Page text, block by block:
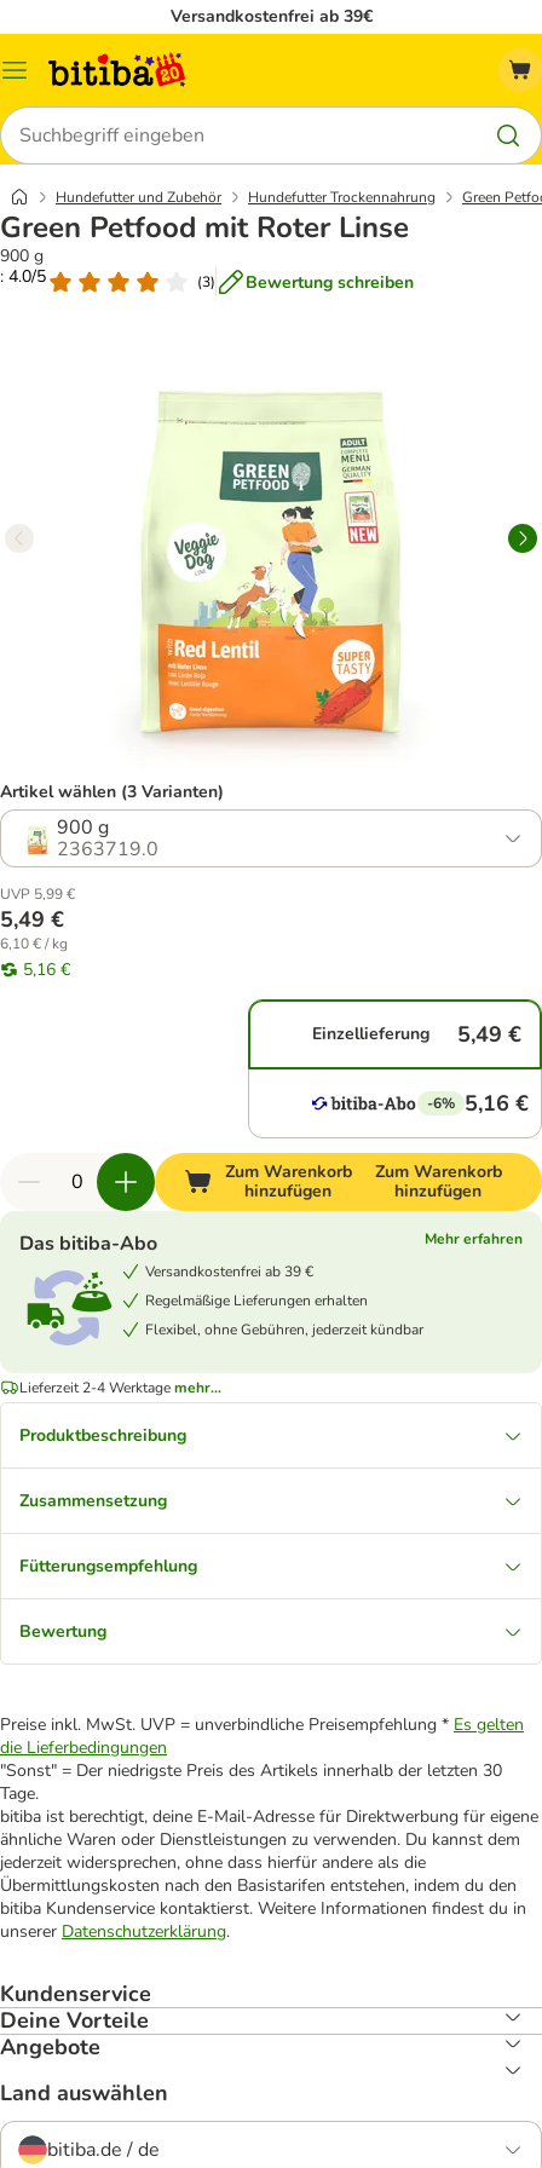
Versandkostenfrei ab 39€
Menü
Suchen
Hundefutter und Zubehör Hundefutter Trockennahrung Green
Green Petfood mit Roter Linse
900 g
: 4.0/5
(3) Bewertung schreiben
Artikel wählen (3 Varianten)
900 g
2363719.0
UVP 5,99 €
5,49 €
6,10 € / kg
5,16 €
Einzellieferung 5,49 €
-6% 5,16 €
Zum Warenkorb
hinzufügen
Zum Warenkorb
hinzufügen
Das bitiba-Abo
Mehr erfahren
Versandkostenfrei ab 39 €
Regelmäßige Lieferungen erhalten
Flexibel, ohne Gebühren, jederzeit kündbar
Lieferzeit 2-4 Werktagemehr...
Produktbeschreibung
Zusammensetzung
Fütterungsempfehlung
Bewertung
Preise inkl. MwSt. UVP = unverbindliche Preisempfehlung * Es gelten
die Lieferbedingungen
"Sonst" = Der niedrigste Preis des Artikels innerhalb der letzten 30
Tage.
bitiba ist berechtigt, deine E-Mail-Adresse für Direktwerbung für eigene
ähnliche Waren oder Dienstleistungen zu verwenden. Du kannst dem
jederzeit widersprechen, ohne dass hierfür andere als die
Übermittlungskosten nach den Basistarifen entstehen, indem du den
bitiba Kundenservice kontaktierst. Weitere Informationen findest du in
unserer Datenschutzerklärung.
Kundenservice
Deine Vorteile
Angebote
Land auswählen
bitiba.de / de